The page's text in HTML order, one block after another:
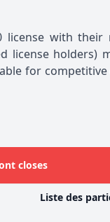
license with their
license holders)
for competitive
closes
Liste des